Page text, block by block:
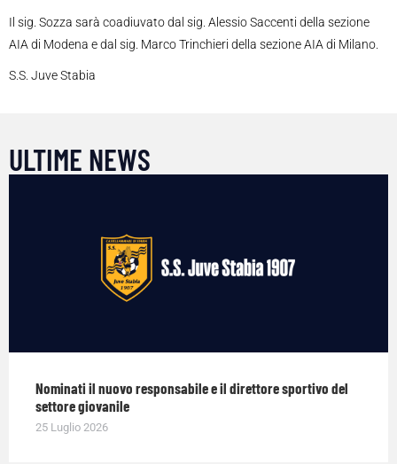
Il sig. Sozza sarà coadiuvato dal sig. Alessio Saccenti della sezione
AIA di Modena e dal sig. Marco Trinchieri della sezione AIA di Milano.
S.S. Juve Stabia
ULTIME NEWS
Nominati il nuovo responsabile e il direttore sportivo del
settore giovanile
25 Luglio 2026